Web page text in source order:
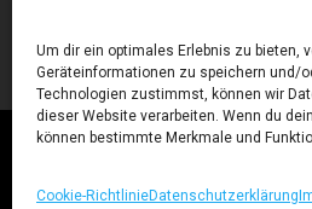
Um dir ein optimales Erlebnis zu bieten,
Geräteinformationen zu speichern und/
Technologien zustimmst, können wir
dieser Website verarbeiten. Wenn du
können bestimmte Merkmale und
Cookie-RichtlinieDatenschutzerklärung